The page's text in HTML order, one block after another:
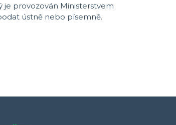
je provozován Ministerstvem
ústně nebo písemně.